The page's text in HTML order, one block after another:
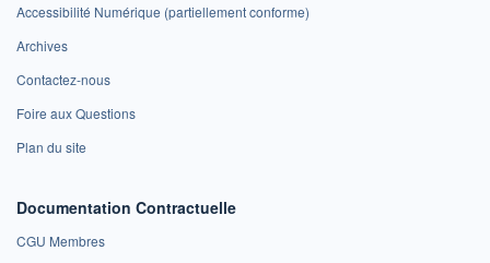
Accessibilité Numérique (partiellement conforme)
Archives
Contactez-nous
Foire aux Questions
Plan du site
Documentation Contractuelle
CGU Membres